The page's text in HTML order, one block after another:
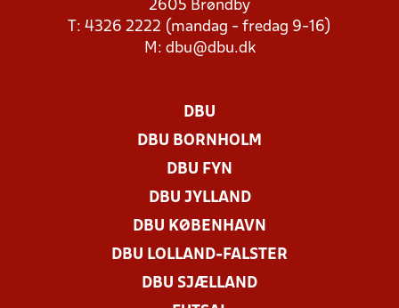
2605 Brøndby
T: 4326 2222 (mandag - fredag 9-16)
M: dbu@dbu.dk
DBU
DBU BORNHOLM
DBU FYN
DBU JYLLAND
DBU KØBENHAVN
DBU LOLLAND-FALSTER
DBU SJÆLLAND